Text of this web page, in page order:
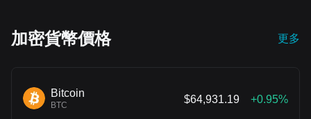
加密貨幣價格 更多
Bitcoin
BTC
$64,931.19 +0.95%